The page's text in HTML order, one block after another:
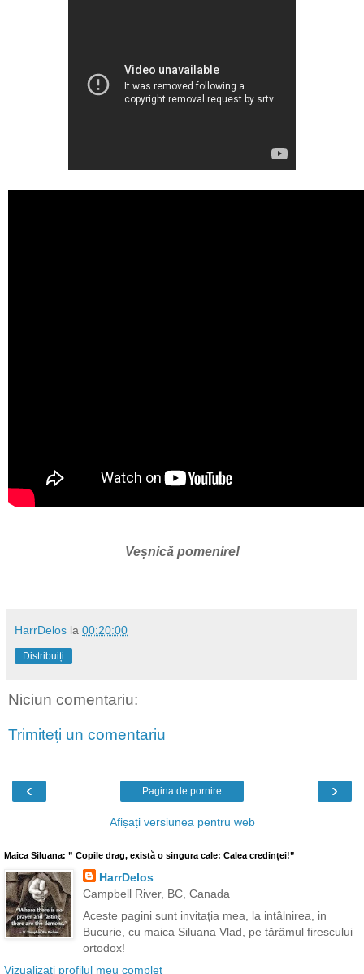
Veșnică pomenire!
HarrDelos la 00:20:00
Distribuiți
Niciun comentariu:
Trimiteți un comentariu
‹ ›
Pagina de pornire
Afișați versiunea pentru web
Maica Siluana: ” Copile drag, există o singura cale: Calea credinței!”
HarrDelos
Campbell River, BC, Canada
Aceste pagini sunt invitația mea, la intâlnirea, in
Bucurie, cu maica Siluana Vlad, pe tărâmul firescului
ortodox!
Vizualizați profilul meu complet